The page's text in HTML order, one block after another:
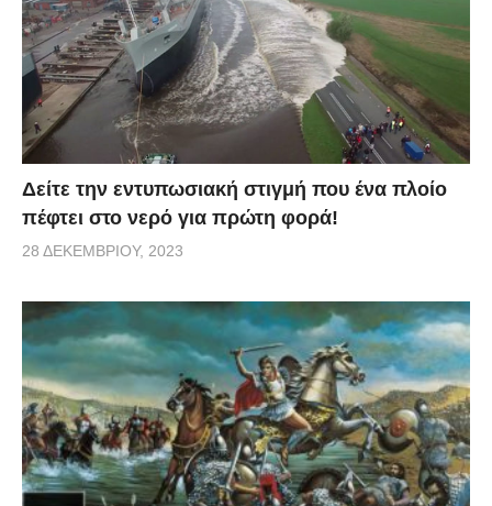
Δείτε την εντυπωσιακή στιγμή που ένα πλοίο
πέφτει στο νερό για πρώτη φορά!
28 ΔΕΚΕΜΒΡΊΟΥ, 2023